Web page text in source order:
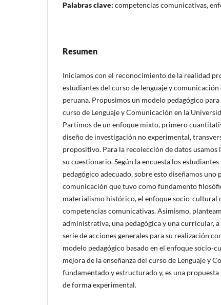
Palabras clave: competencias comunicativas,
Resumen
Iniciamos con el reconocimiento de la realidad
estudiantes del curso de lenguaje y
peruana. Propusimos un modelo pedagógico
curso de Lenguaje y Comunicación en la
Partimos de un enfoque mixto, primero
diseño de investigación no experimental,
propositivo. Para la recolección de datos usamos
su cuestionario. Según la encuesta los
pedagógico adecuado, sobre esto diseñamos uno
comunicación que tuvo como fundamento
materialismo histórico, el enfoque socio-cultural
competencias comunicativas. Asimismo,
administrativa, una pedagógica y una curricular,
serie de acciones generales para su realización
modelo pedagógico basado en el enfoque socio-
mejora de la enseñanza del curso de Lenguaje y
fundamentado y estructurado y, es una
de forma experimental.